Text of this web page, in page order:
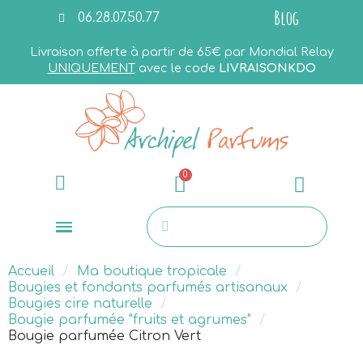
06.28.07.50.77 Blog
Livraison offerte à partir de 65€ par Mondial Relay
UNIQUEMENTavec le code LIVRAISONKDO
Accueil
Ma boutique tropicale
Bougies et fondants parfumés artisanaux
Bougies cire naturelle
Bougie parfumée "fruits et agrumes"
Bougie parfumée Citron Vert